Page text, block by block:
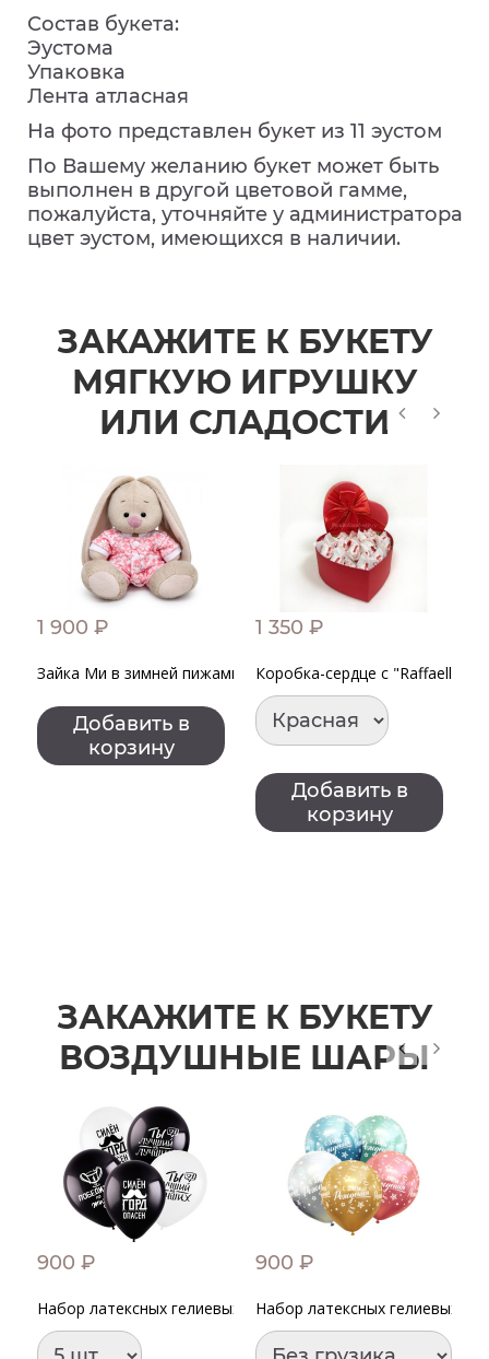
Состав букета:
Эустома
Упаковка
Лента атласная
На фото представлен букет из 11 эустом
По Вашему желанию букет может быть
выполнен в другой цветовой гамме,
пожалуйста, уточняйте у администратора
цвет эустом, имеющихся в наличии.
ЗАКАЖИТЕ К БУКЕТУ
МЯГКУЮ ИГРУШКУ
ИЛИ СЛАДОСТИ
1 900 ₽
Зайка Ми в зимней пижамке
Добавить в
корзину
1 350 ₽
Коробка-сердце с "Raffaello"
Добавить в
корзину
ЗАКАЖИТЕ К БУКЕТУ
ВОЗДУШНЫЕ ШАРЫ
900 ₽
Набор латексных гелиевых шаров "Комплименты для него"
900 ₽
Набор латексных гелиевых